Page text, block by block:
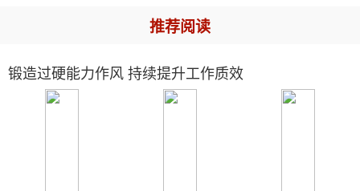
推荐阅读
锻造过硬能力作风 持续提升工作质效